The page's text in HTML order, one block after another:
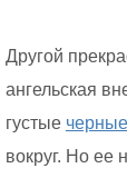
Другой
ангельская
густые черные
вокруг. Но ее